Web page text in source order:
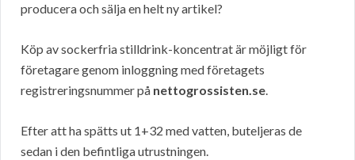
producera och sälja en helt ny artikel?
Köp av sockerfria stilldrink-koncentrat är möjligt för
företagare genom inloggning med företagets
registreringsnummer på nettogrossisten.se.
Efter att ha spätts ut 1+32 med vatten, buteljeras de
sedan i den befintliga utrustningen.